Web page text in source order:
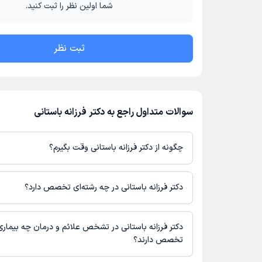
شما اولین نظر را ثبت کنید.
ثبت نظر
سوالات متداول راجع به دکتر فرزانه باستانی
چگونه از دکتر فرزانه باستانی وقت بگیرم؟
در صورتی کهدکتر فرزانه باستانیدارای پروفایل فعال و نوبت‌دهی باز
باشند، می‌توانید از طریق این پلتفرم برای دریافت نوبت اقدام کنید.
حضور در مطب، تصاویر پزشک، ساعات کاری و سایر اطلاعات مرتبط
نوبت‌گیری ممکن است در پروفایل ایشان در دکترتو در دسترس باشد
دکتر فرزانه باستانی در چه رشته‌ای تخصص دارد؟
دکتر فرزانه باستانی در رشته‌های زیر (پزشکی) تخصص دارند:
زنان و زایمان
دکتر فرزانه باستانی در تشخص علائم و درمان چه
تخصص دارند؟